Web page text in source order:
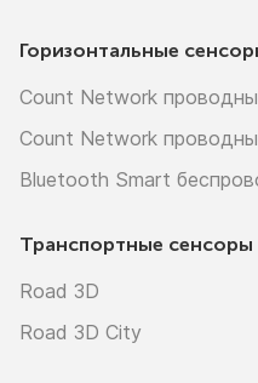
Горизонтальные
Count Network
Count Network
Bluetooth Smart
Транспортные сенсоры
Road 3D
Road 3D City